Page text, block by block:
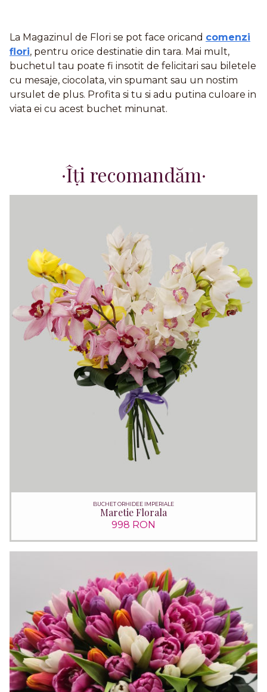
La Magazinul de Flori se pot face oricand comenzi
flori, pentru orice destinatie din tara. Mai mult,
buchetul tau poate fi insotit de felicitari sau biletele
cu mesaje, ciocolata, vin spumant sau un nostim
ursulet de plus. Profita si tu si adu putina culoare in
viata ei cu acest buchet minunat.
Îți recomandăm
BUCHET ORHIDEE IMPERIALE
Maretie Florala
998 RON